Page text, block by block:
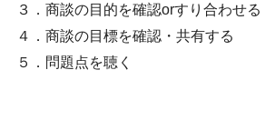
３．商談の目的を確認orすり合わせる
４．商談の目標を確認・共有する
５．問題点を聴く